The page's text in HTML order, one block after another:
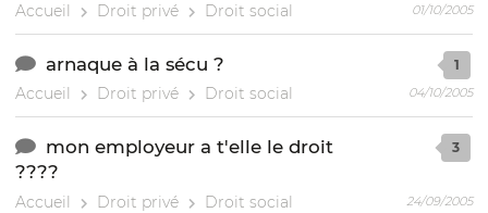
Accueil Droit privé Droit social 01/10/2005
arnaque à la sécu ?
Accueil Droit privé Droit social
1
04/10/2005
mon employeur a t'elle le droit
????
Accueil Droit privé Droit social
3
24/09/2005